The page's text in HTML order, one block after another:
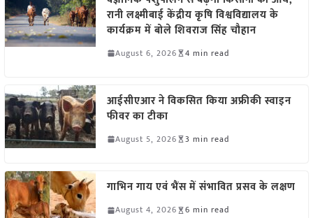
रानी लक्ष्मीबाई केंद्रीय कृषि विश्वविद्यालय के
कार्यक्रम में बोले शिवराज सिंह चौहान
August 6, 2026 4 min read
आईसीएआर ने विकसित किया अफ्रीकी स्वाइन
फीवर का टीका
August 5, 2026 3 min read
गाभिन गाय एवं भैंस में संभावित प्रसव के लक्षण
August 4, 2026 6 min read